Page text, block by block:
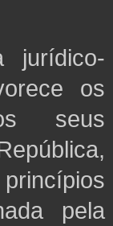
jurídico-
os
seus
pela